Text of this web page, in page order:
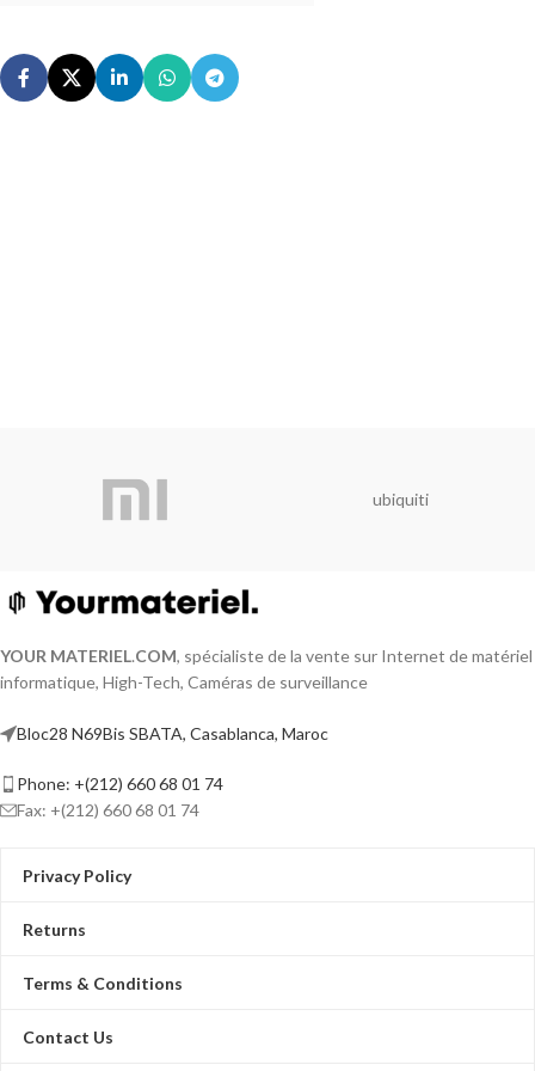
ubiquiti
YOUR MATERIEL.COM, spécialiste de la vente sur Internet de matériel
informatique, High-Tech, Caméras de surveillance
Bloc28 N69Bis SBATA, Casablanca, Maroc
Phone: +(212) 660 68 01 74
Fax: +(212) 660 68 01 74
Privacy Policy
Returns
Terms & Conditions
Contact Us